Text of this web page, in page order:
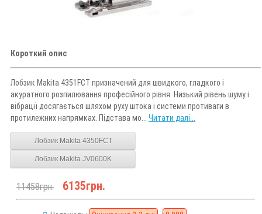
Короткий опис
Лобзик Makita 4351FCT призначений для швидкого, гладкого і
акуратного розпилювання професійного рівня. Низький рівень шуму і
вібрації досягається шляхом руху штока і системи противаги в
протилежних напрямках. Підстава мо... Читати далі...
Лобзик Makita 4350FCТ
Лобзик Makita JV0600K
11458грн. 6135грн.